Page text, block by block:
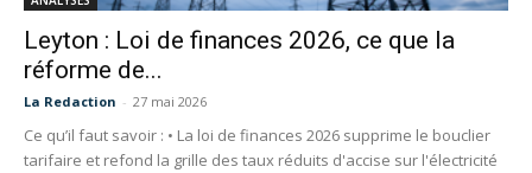
Leyton : Loi de finances 2026, ce que la
réforme de...
La Redaction - 27 mai 2026
Ce qu’il faut savoir : • La loi de finances 2026 supprime le bouclier
tarifaire et refond la grille des taux réduits d'accise sur l'électricité